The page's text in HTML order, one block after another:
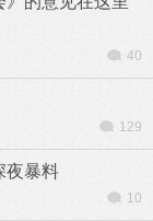
40
129
夜暴料
10